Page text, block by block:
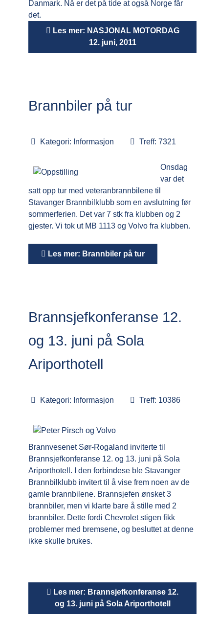
Danmark. Nå er det på tide at også Norge får
det.
Les mer: NASJONAL MOTORDAG
12. juni, 2011
Brannbiler på tur
Kategori: Informasjon Treff: 7321
Onsdag
var det
satt opp tur med veteranbrannbilene til
Stavanger Brannbilklubb som en avslutning før
sommerferien. Det var 7 stk fra klubben og 2
gjester. Vi tok ut MB 1113 og Volvo fra klubben.
Les mer: Brannbiler på tur
Brannsjefkonferanse 12.
og 13. juni på Sola
Ariporthotell
Kategori: Informasjon Treff: 10386
Brannvesenet Sør-Rogaland inviterte til
Brannsjefkonferanse 12. og 13. juni på Sola
Ariporthotell. I den forbindese ble Stavanger
Brannbilklubb invitert til å vise frem noen av de
gamle brannbilene. Brannsjefen ønsket 3
brannbiler, men vi klarte bare å stille med 2
brannbiler. Dette fordi Chevrolet stigen fikk
problemer med bremsene, og besluttet at denne
ikke skulle brukes.
Les mer: Brannsjefkonferanse 12.
og 13. juni på Sola Ariporthotell